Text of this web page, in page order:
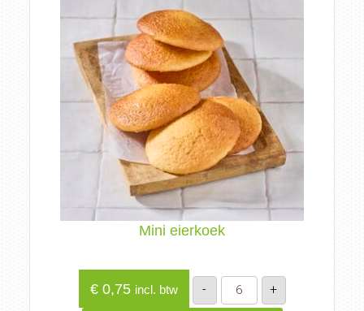
Mini eierkoek
€0,75 incl. btw -
Mini
eierkoek
aantal
+